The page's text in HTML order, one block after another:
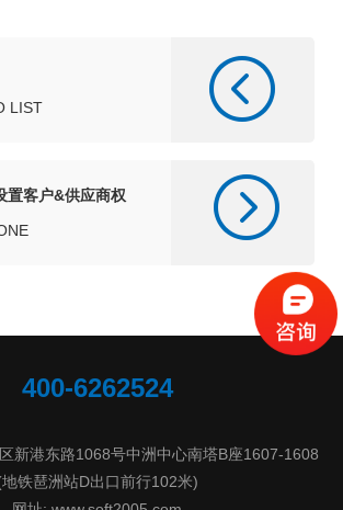
LIST
置客户&供应商权
400-6262524
新港东路1068号中洲中心南塔B座1607-1608
地铁琶洲站D出口前行102米)